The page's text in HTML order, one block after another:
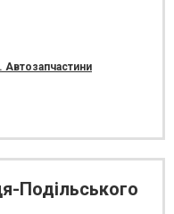
Автозапчастини
Подільського